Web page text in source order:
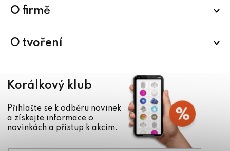
O firmě
O tvoření
Korálkový klub
Přihlašte se k odběru novinek
a získejte informace o
novinkách a přístup k akcím.